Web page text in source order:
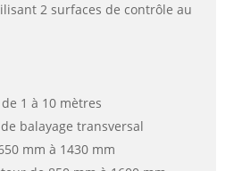
2 surfaces de contrôle au
1 à 10 mètres
balayage transversal
mm à 1430 mm